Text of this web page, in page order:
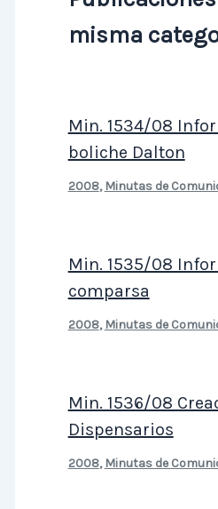
misma
Min. 1534/08
boliche Dalton
2008, Minutas de
Min. 1535/08
comparsa
2008, Minutas de
Min. 1536/08
Dispensarios
2008, Minutas de